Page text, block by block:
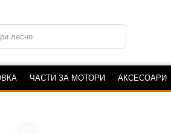
ЧАСТИ ЗА МОТОРИ АКСЕСОАРИ